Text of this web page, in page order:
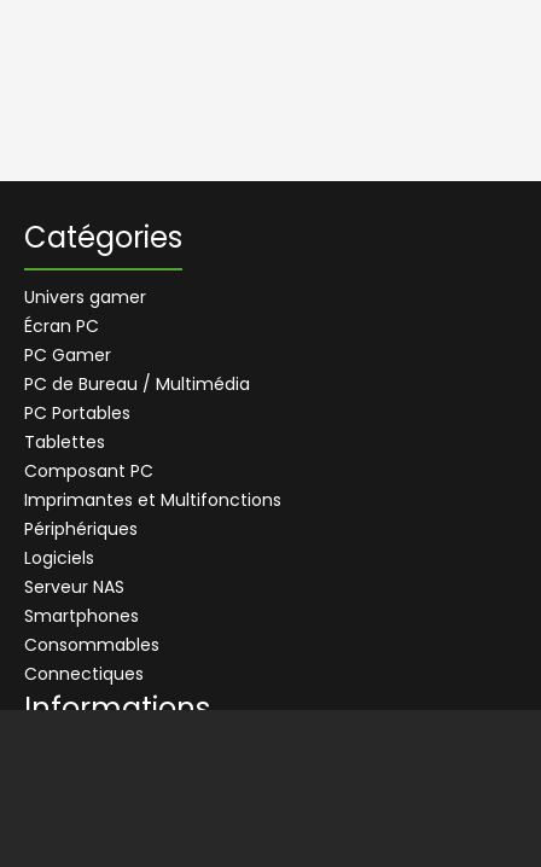
Connectez-vous pour voir les informations de ce produit
CENTRALE+
LABEGE
MONTAUBAN
PAU
PERPIGNAN
Catégories
Univers gamer
Écran PC
PC Gamer
PC de Bureau / Multimédia
PC Portables
Tablettes
Composant PC
Imprimantes et Multifonctions
Périphériques
Logiciels
Serveur NAS
Smartphones
Consommables
Connectiques
Informations